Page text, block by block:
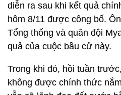
diễn ra sau khi kết quả
hôm 8/11 được công bố.
Tổng thống và quân đội
quả của cuộc bầu cử này.
Trong khi đó, hồi tuần
không được chính thức